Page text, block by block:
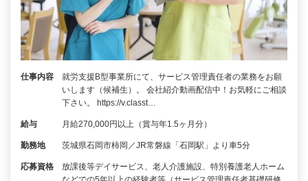
仕事内容
就労支援B型事業所にて、サービス管理責任者の業務をお願
いします（候補生）。 会社紹介動画配信中！お気軽にご相談
下さい。 https://v.classt…
給与 月給270,000円以上（賞与年1.5ヶ月分）
勤務地 茨城県石岡市柿岡／JR常磐線「石岡駅」より車5分
応募資格
放課後等デイサービス、老人介護施設、特別養護老人ホーム